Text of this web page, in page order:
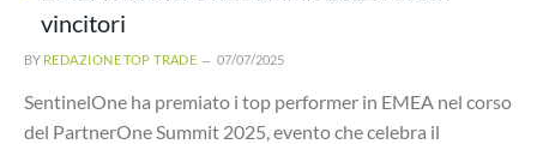
vincitori
BY REDAZIONE TOP TRADE 07/07/2025
SentinelOne ha premiato i top performer in EMEA nel corso
del PartnerOne Summit 2025, evento che celebra il